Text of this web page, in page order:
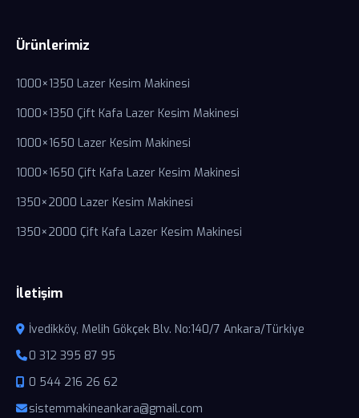
Ürünlerimiz
1000×1350 Lazer Kesim Makinesi
1000×1350 Çift Kafa Lazer Kesim Makinesi
1000×1650 Lazer Kesim Makinesi
1000×1650 Çift Kafa Lazer Kesim Makinesi
1350×2000 Lazer Kesim Makinesi
1350×2000 Çift Kafa Lazer Kesim Makinesi
İletişim
İvedikköy, Melih Gökçek Blv. No:140/7 Ankara/Türkiye
0 312 395 87 95
0 544 216 26 62
sistemmakineankara@gmail.com